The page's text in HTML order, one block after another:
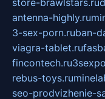
antenna-highly.ru
3-sex-porn.ruban-
viagra-tablet.ru
fincontech.ru
rebus-toys.ru
seo-prodvizhenie-